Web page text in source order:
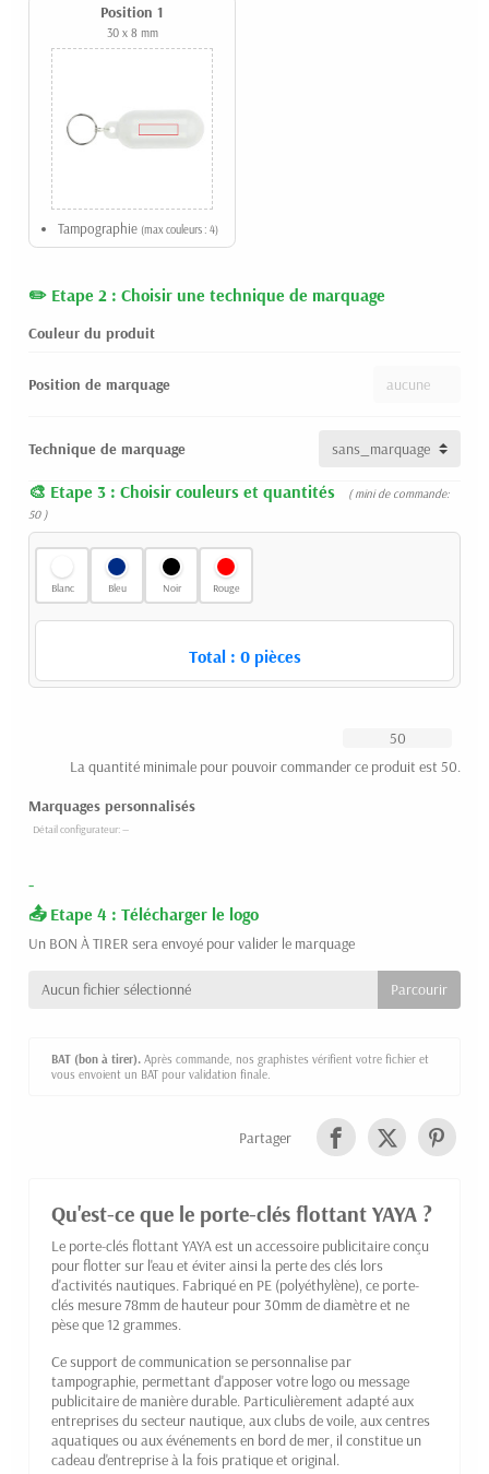
Position 1
30 x 8 mm
Tampographie (max couleurs : 4)
Etape 2 : Choisir une technique de marquage
Couleur du produit
Position de marquage
Technique de marquage
Etape 3 : Choisir couleurs et quantités
( mini de commande:
50 )
Blanc Bleu Noir Rouge
Total : 0pièces
La quantité minimale pour pouvoir commander ce produit est 50.
Marquages personnalisés
-
Etape 4 : Télécharger le logo
Un BON À TIRER sera envoyé pour valider le marquage
Aucun fichier sélectionné
BAT (bon à tirer). Après commande, nos graphistes vérifient votre fichier et
vous envoient un BAT pour validation finale.
Partager
Qu'est-ce que le porte-clés flottant YAYA ?
Le porte-clés flottant YAYA est un accessoire publicitaire conçu
pour flotter sur l'eau et éviter ainsi la perte des clés lors
d'activités nautiques. Fabriqué en PE (polyéthylène), ce porte-
clés mesure 78mm de hauteur pour 30mm de diamètre et ne
pèse que 12 grammes.
Ce support de communication se personnalise par
tampographie, permettant d'apposer votre logo ou message
publicitaire de manière durable. Particulièrement adapté aux
entreprises du secteur nautique, aux clubs de voile, aux centres
aquatiques ou aux événements en bord de mer, il constitue un
cadeau d'entreprise à la fois pratique et original.